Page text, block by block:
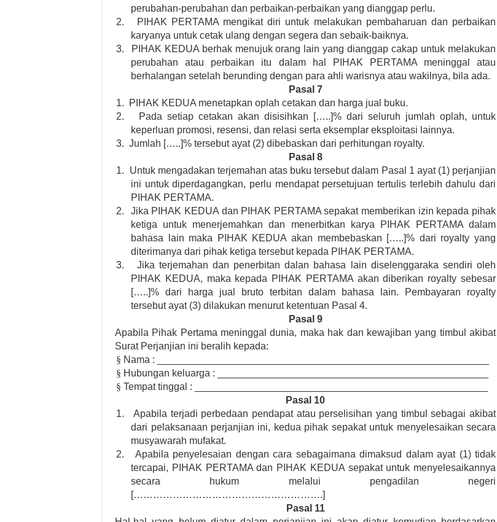
perubahan-perubahan dan perbaikan-perbaikan yang dianggap perlu.
2.
PIHAK PERTAMA mengikat diri untuk melakukan pembaharuan dan perbaikan
karyanya untuk cetak ulang dengan segera dan sebaik-baiknya.
3.
PIHAK KEDUA berhak menujuk orang lain yang dianggap cakap untuk melakukan
perubahan atau perbaikan itu dalam hal PIHAK PERTAMA meninggal atau
berhalangan setelah berunding dengan para ahli warisnya atau wakilnya, bila ada.
Pasal 7
1.
PIHAK KEDUA menetapkan oplah cetakan dan harga jual buku.
2.
Pada setiap cetakan akan disisihkan […..]% dari seluruh jumlah oplah, untuk
keperluan promosi, resensi, dan relasi serta eksemplar eksploitasi lainnya.
3. Jumlah […..]% tersebut ayat (2) dibebaskan dari perhitungan royalty.
Pasal 8
1.
Untuk mengadakan terjemahan atas buku tersebut dalam Pasal 1 ayat (1) perjanjian
ini untuk diperdagangkan, perlu mendapat persetujuan tertulis terlebih dahulu dari
PIHAK PERTAMA.
2.
Jika PIHAK KEDUA dan PIHAK PERTAMA sepakat memberikan izin kepada pihak
ketiga untuk menerjemahkan dan menerbitkan karya PIHAK PERTAMA dalam
bahasa lain maka PIHAK KEDUA akan membebaskan […..]% dari royalty yang
diterimanya dari pihak ketiga tersebut kepada PIHAK PERTAMA.
3.
Jika terjemahan dan penerbitan dalan bahasa lain diselenggaraka sendiri oleh
PIHAK KEDUA, maka kepada PIHAK PERTAMA akan diberikan royalty sebesar
[…..]% dari harga jual bruto terbitan dalam bahasa lain. Pembayaran royalty
tersebut ayat (3) dilakukan menurut ketentuan Pasal 4.
Pasal 9
Apabila Pihak Pertama meninggal dunia, maka hak dan kewajiban yang timbul akibat
Surat Perjanjian ini beralih kepada:
§ Nama : ____________________________________________________________
§ Hubungan keluarga : _________________________________________________
§ Tempat tinggal : _____________________________________________________
Pasal 10
1.
Apabila terjadi perbedaan pendapat atau perselisihan yang timbul sebagai akibat
dari pelaksanaan perjanjian ini, kedua pihak sepakat untuk menyelesaikan secara
musyawarah mufakat.
2.
Apabila penyelesaian dengan cara sebagaimana dimaksud dalam ayat (1) tidak
tercapai, PIHAK PERTAMA dan PIHAK KEDUA sepakat untuk menyelesaikannya
secara hukum melalui pengadilan negeri
[………………………………………………….]
Pasal 11